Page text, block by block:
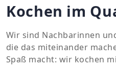
Kochen im
Wir sind Nachbarinnen
die das miteinander
Spaß macht: wir kochen